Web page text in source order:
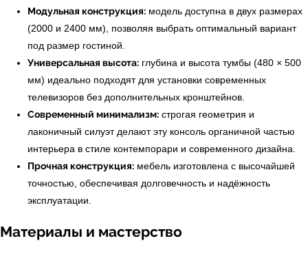
Модульная конструкция: модель доступна в двух размерах
(2000 и 2400 мм), позволяя выбрать оптимальный вариант
под размер гостиной.
Универсальная высота: глубина и высота тумбы (480 × 500
мм) идеально подходят для установки современных
телевизоров без дополнительных кронштейнов.
Современный минимализм: строгая геометрия и
лаконичный силуэт делают эту консоль органичной частью
интерьера в стиле контемпорари и современного дизайна.
Прочная конструкция: мебель изготовлена с высочайшей
точностью, обеспечивая долговечность и надёжность
эксплуатации.
Материалы и мастерство